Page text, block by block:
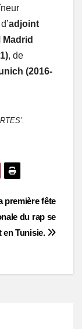
adjoint
Madrid
, de
(2016-
première fête
du rap se
en Tunisie.